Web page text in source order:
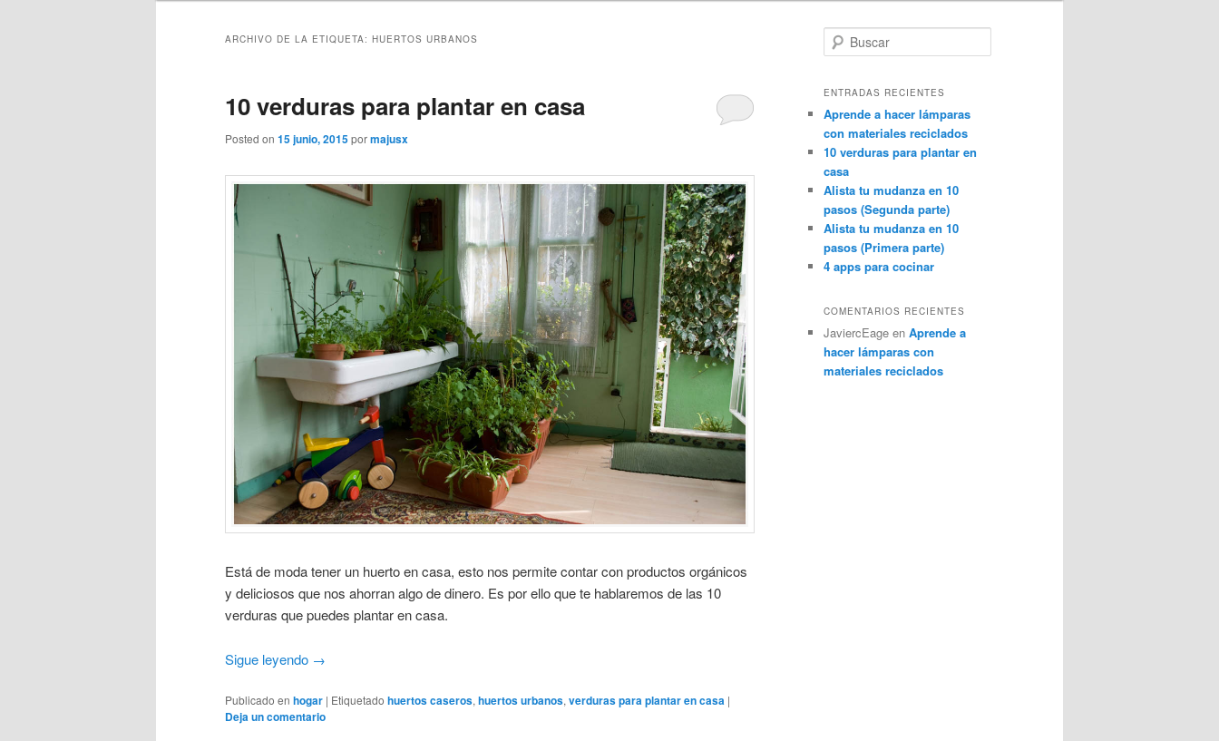
ARCHIVO DE LA ETIQUETA: HUERTOS URBANOS
10 verduras para plantar en casa
Posted on 15 junio, 2015pormajusx
Está de moda tener un huerto en casa, esto nos permite contar con productos orgánicos
y deliciosos que nos ahorran algo de dinero. Es por ello que te hablaremos de las 10
verduras que puedes plantar en casa.
Sigue leyendo →
Publicado en hogar | Etiquetado huertos caseros, huertos urbanos, verduras para plantar en casa |
Deja un comentario
u
c
r
ENTRADAS RECIENTES
Aprende a hacer lámparas
con materiales reciclados
10 verduras para plantar en
casa
Alista tu mudanza en 10
pasos (Segunda parte)
Alista tu mudanza en 10
pasos (Primera parte)
4 apps para cocinar
COMENTARIOS RECIENTES
JaviercEage en Aprende a
hacer lámparas con
materiales reciclados